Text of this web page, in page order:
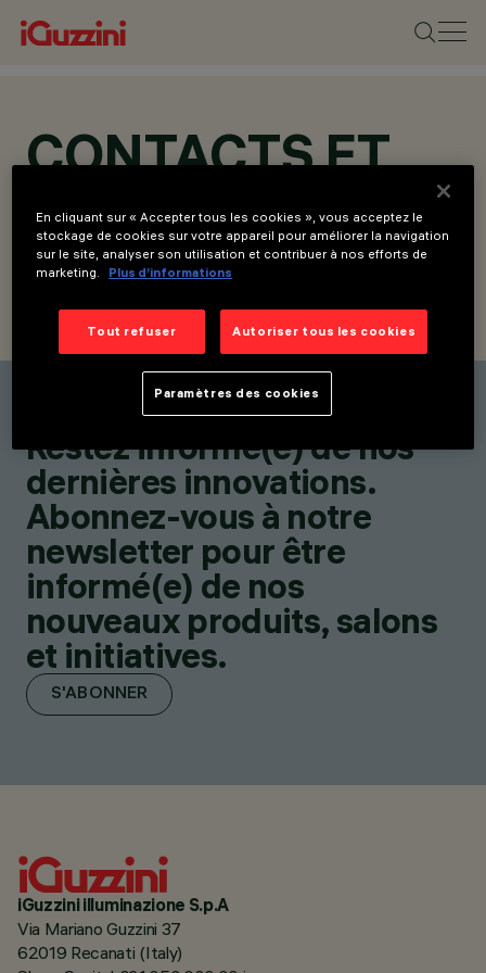
CONTACTS ET
ADRESSES
TROUVER UN CONTACT ENVOYER LA DEMANDE
Trouver un contact
Restez informé(e) de nos
dernières innovations.
Abonnez-vous à notre
newsletter pour être
informé(e) de nos
nouveaux produits, salons
et initiatives.
S'ABONNER
iGuzzini illuminazione S.p.A
Via Mariano Guzzini 37
62019 Recanati (Italy)
En cliquant sur « Accepter tous les cookies », vous acceptez le
stockage de cookies sur votre appareil pour améliorer la navigation
sur le site, analyser son utilisation et contribuer à nos efforts de
marketing.
Plus d’informations
Tout refuser Autoriser tous les cookies
Paramètres des cookies